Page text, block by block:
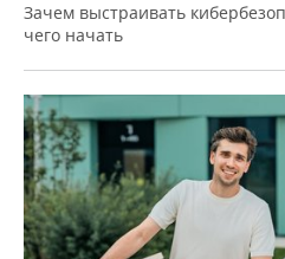
Зачем выстраивать
чего начать